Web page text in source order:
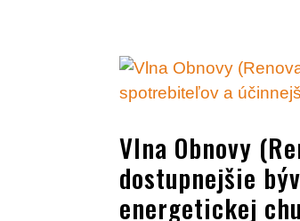
Vlna Obnovy
dostupnejšie
energetickej